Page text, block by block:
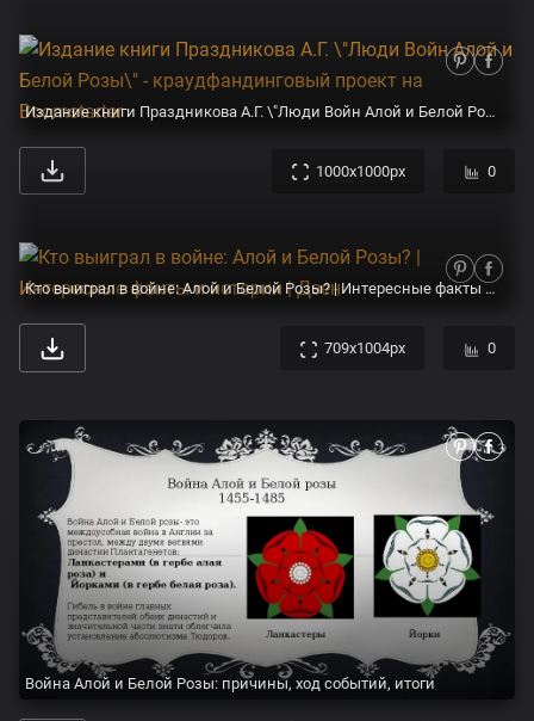
Издание книги Праздникова А.Г. \"Люди Войн Алой и Белой Розы\" - краудфандинговый проект на Boomstarter
1000x1000px 0
Кто выиграл в войне: Алой и Белой Розы? | Интересные факты и истории | Дзен
709x1004px 0
Война Алой и Белой Розы: причины, ход событий, итоги